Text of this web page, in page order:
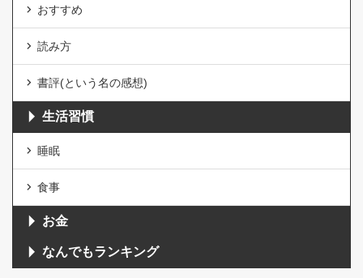
おすすめ
読み方
書評(という名の感想)
生活習慣
睡眠
食事
お金
なんでもランキング